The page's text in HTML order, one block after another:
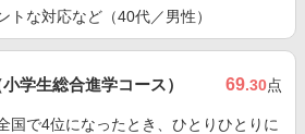
トな対応など（40代／男性）
学生総合進学コース） 69.30点
国で4位になったとき、ひとりひとりに